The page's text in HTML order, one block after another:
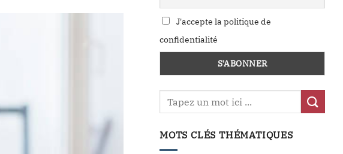
J'accepte la politique de
confidentialité
MOTS CLÉS THÉMATIQUES